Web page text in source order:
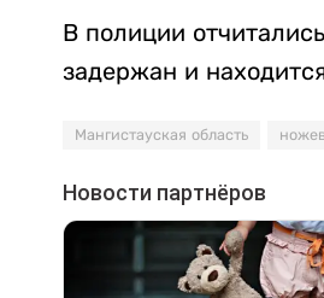
В полиции
задержан и
Мангистауская область